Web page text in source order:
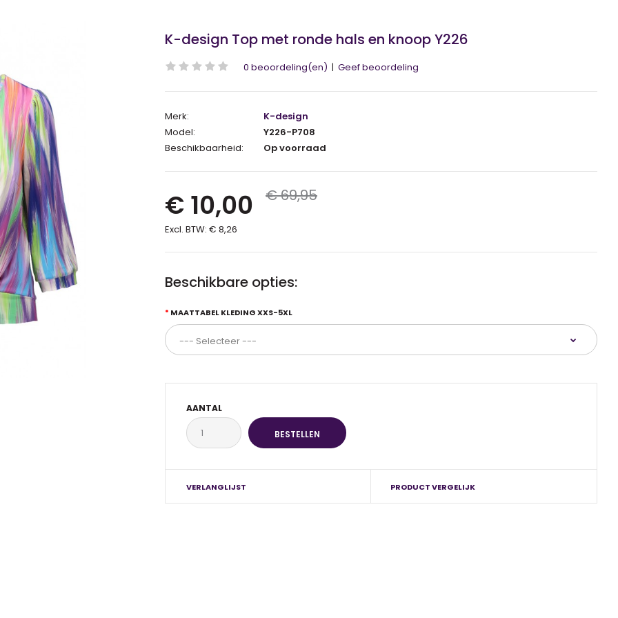
K-design Top met ronde hals en knoop Y226
0 beoordeling(en) | Geef beoordeling
Merk:
K-design
Model:
Y226-P708
Beschikbaarheid:
Op voorraad
€ 10,00 € 69,95
Excl. BTW: € 8,26
Beschikbare opties:
MAATTABEL KLEDING XXS-5XL
AANTAL
VERLANGLIJST PRODUCT VERGELIJK